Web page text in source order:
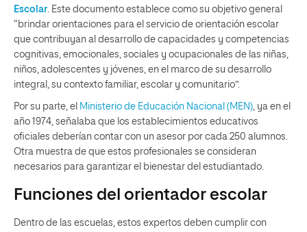
Escolar . Este documento establece como su objetivo general
“brindar orientaciones para el servicio de orientación escolar
que contribuyan al desarrollo de capacidades y competencias
cognitivas, emocionales, sociales y ocupacionales de las niñas,
niños, adolescentes y jóvenes, en el marco de su desarrollo
integral, su contexto familiar, escolar y comunitario”.
Por su parte, el Ministerio de Educación Nacional (MEN) , ya en el
año 1974, señalaba que los establecimientos educativos
oficiales deberían contar con un asesor por cada 250 alumnos.
Otra muestra de que estos profesionales se consideran
necesarios para garantizar el bienestar del estudiantado.
Funciones del orientador escolar
Dentro de las escuelas, estos expertos deben cumplir con